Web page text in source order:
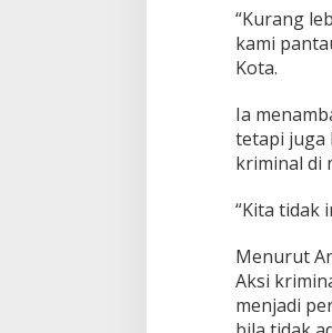
a
t
A
i
T
i
d
k
a
n
T
e
“Kurang
kami
Kota.
Ia
tetapi juga
kriminal di
“Kita tidak
Menurut
Aksi
menjadi